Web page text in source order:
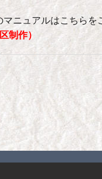
ニュアルはこちら
制作）